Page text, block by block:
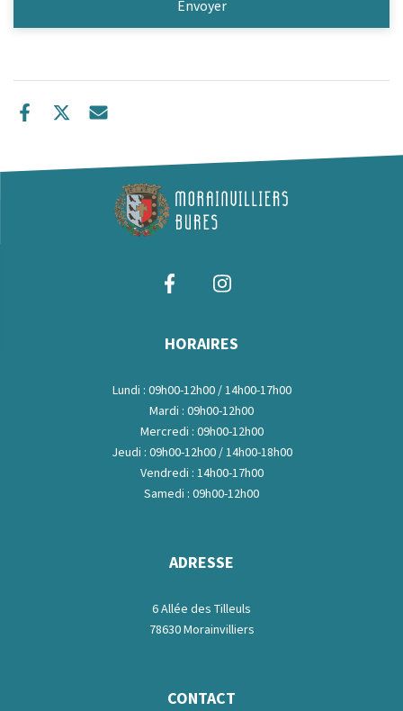
HORAIRES
Lundi : 09h00-12h00 / 14h00-17h00
Mardi : 09h00-12h00
Mercredi : 09h00-12h00
Jeudi : 09h00-12h00 / 14h00-18h00
Vendredi : 14h00-17h00
Samedi : 09h00-12h00
ADRESSE
6 Allée des Tilleuls
78630 Morainvilliers
CONTACT